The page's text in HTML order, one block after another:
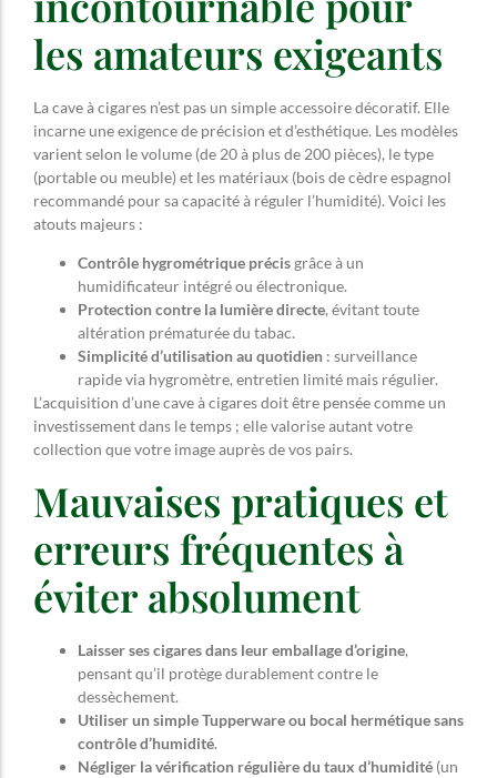
les amateurs exigeants
La cave à cigares n’est pas un simple accessoire décoratif. Elle
incarne une exigence de précision et d’esthétique. Les modèles
varient selon le volume (de 20 à plus de 200 pièces), le type
(portable ou meuble) et les matériaux (bois de cèdre espagnol
recommandé pour sa capacité à réguler l’humidité). Voici les
atouts majeurs :
Contrôle hygrométrique précis grâce à un
humidificateur intégré ou électronique.
Protection contre la lumière directe, évitant toute
altération prématurée du tabac.
Simplicité d’utilisation au quotidien : surveillance
rapide via hygromètre, entretien limité mais régulier.
L’acquisition d’une cave à cigares doit être pensée comme un
investissement dans le temps ; elle valorise autant votre
collection que votre image auprès de vos pairs.
Mauvaises pratiques et
erreurs fréquentes à
éviter absolument
Laisser ses cigares dans leur emballage d’origine,
pensant qu’il protège durablement contre le
dessèchement.
Utiliser un simple Tupperware ou bocal hermétique sans
contrôle d’humidité.
Négliger la vérification régulière du taux d’humidité (un